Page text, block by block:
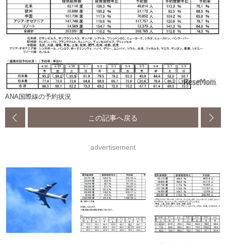
ANA国際線の予約状況
この記事へ戻る
advertisement